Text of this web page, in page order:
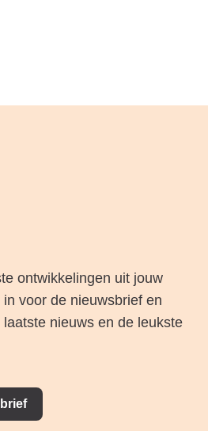
ontwikkelingen uit jouw
voor de nieuwsbrief en
nieuws en de leukste